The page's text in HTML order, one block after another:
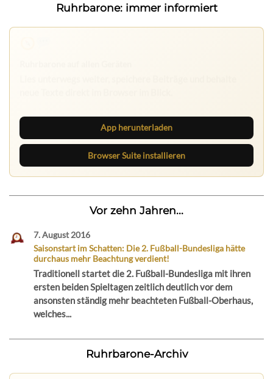
Ruhrbarone: immer informiert
App herunterladen
Browser Suite installieren
Vor zehn Jahren...
7. August 2016
Saisonstart im Schatten: Die 2. Fußball-Bundesliga hätte
durchaus mehr Beachtung verdient!
Traditionell startet die 2. Fußball-Bundesliga mit ihren
ersten beiden Spieltagen zeitlich deutlich vor dem
ansonsten ständig mehr beachteten Fußball-Oberhaus,
welches...
Ruhrbarone-Archiv